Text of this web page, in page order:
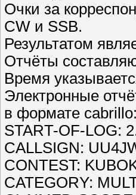
Очки за
CW и SSB.
Результатом
Отчёты
Время
Электронные
в формате cabrillo:
START-OF-LOG:
CALLSIGN:
CONTEST:
CATEGORY: